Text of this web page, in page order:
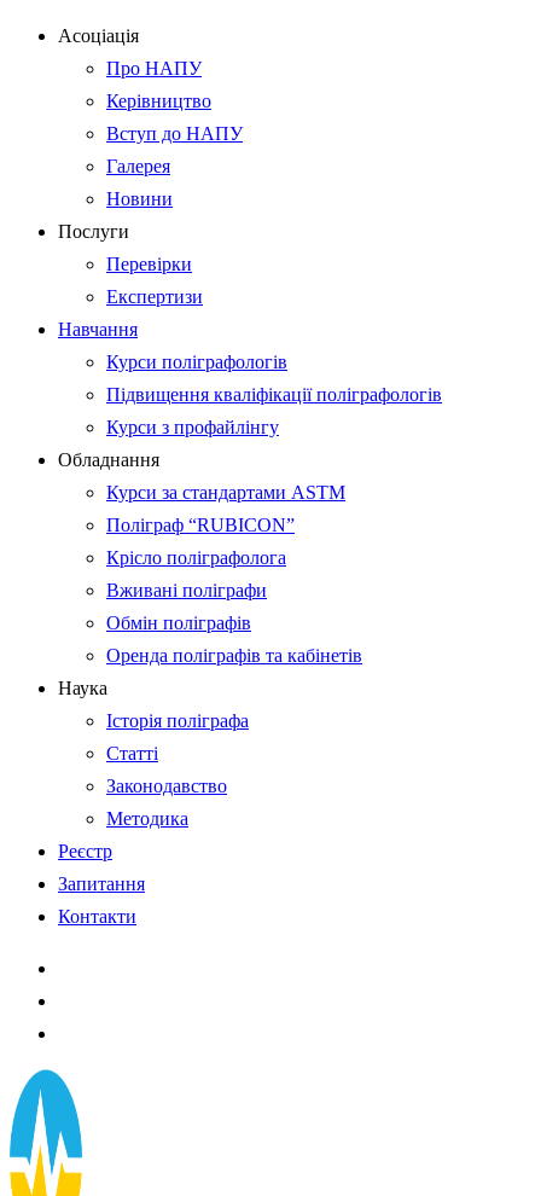
Асоціація
Про НАПУ
Керівництво
Вступ до НАПУ
Галерея
Новини
Послуги
Перевірки
Експертизи
Навчання
Курси поліграфологів
Підвищення кваліфікації поліграфологів
Курси з профайлінгу
Обладнання
Курси за стандартами ASTM
Поліграф “RUBICON”
Крісло поліграфолога
Вживані поліграфи
Обмін поліграфів
Оренда поліграфів та кабінетів
Наука
Історія поліграфа
Статті
Законодавство
Методика
Реєстр
Запитання
Контакти